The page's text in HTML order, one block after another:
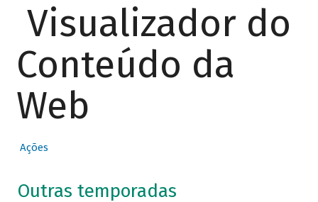
Visualizador do
Conteúdo da
Web
Ações
Outras temporadas